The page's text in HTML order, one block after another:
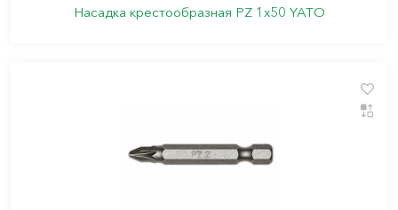
Насадка крестообразная PZ 1х50 YATO